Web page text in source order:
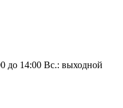
до 14:00 Вс.: выходной